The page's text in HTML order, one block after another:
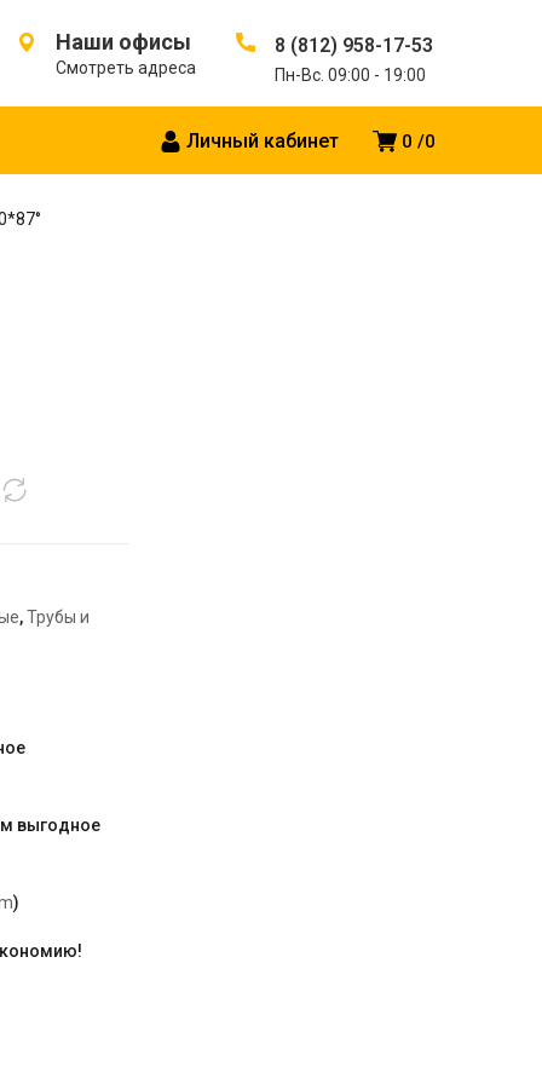
Наши офисы
Смотреть адреса
8 (812) 958-17-53
Пн-Вс. 09:00 - 19:00
0 0
Личный кабинет
,Трубы и
выгодное
)